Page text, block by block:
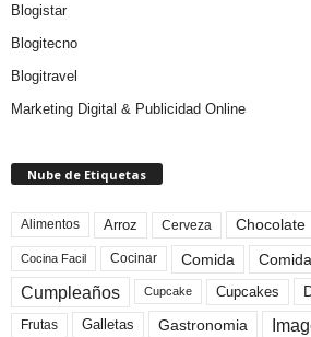
Blogistar
Blogitecno
Blogitravel
Marketing Digital & Publicidad Online
Nube de Etiquetas
Alimentos Arroz Cerveza Chocolate
Cocina Facil Cocinar Comida
Cumpleaños Cupcake Cupcakes
Frutas Galletas Gastronomia